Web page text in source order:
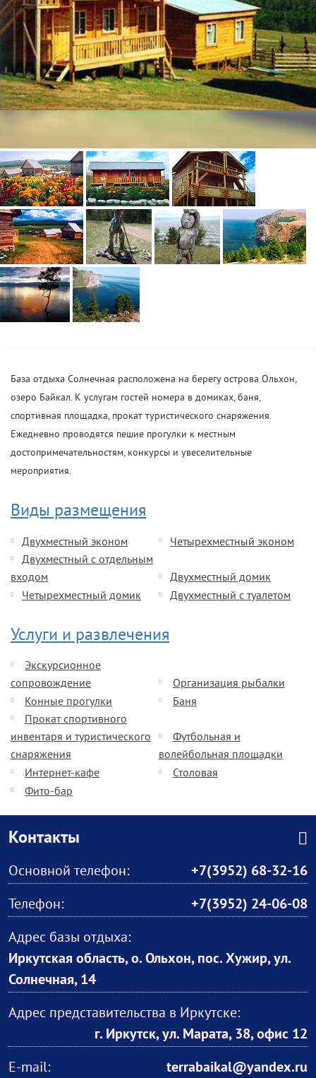
База отдыха Солнечная расположена на берегу острова Ольхон,
озеро Байкал. К услугам гостей номера в домиках, баня,
спортивная площадка, прокат туристического снаряжения.
Ежедневно проводятся пешие прогулки к местным
достопримечательностям, конкурсы и увеселительные
мероприятия.
Виды размещения
Двухместный эконом
Четырехместный эконом
Двухместный с отдельным
входом
Двухместный домик
Четырехместный домик
Двухместный с туалетом
Услуги и развлечения
Экскурсионное
сопровождение
Организация рыбалки
Конные прогулки
Баня
Прокат спортивного
инвентаря и туристического
снаряжения
Футбольная и
волейбольная площадки
Интернет-кафе
Столовая
Фито-бар
Контакты
Основной телефон:
+7(3952) 68-32-16
Телефон:
+7(3952) 24-06-08
Адрес базы отдыха:
Иркутская область, о. Ольхон, пос. Хужир, ул.
Солнечная, 14
Адрес представительства в Иркутске:
г. Иркутск, ул. Марата, 38, офис 12
E-mail:
terrabaikal@yandex.ru